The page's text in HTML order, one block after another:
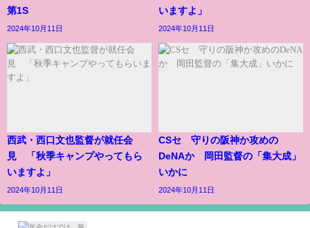
第1S
2024年10月11日
いますよ」
2024年10月11日
西武・西口文也監督が就任会
見 「秋季キャンプやってもら
いますよ」
2024年10月11日
CSセ 守りの阪神か攻めの
DeNAか 岡田監督の「集大成」
いかに
2024年10月11日